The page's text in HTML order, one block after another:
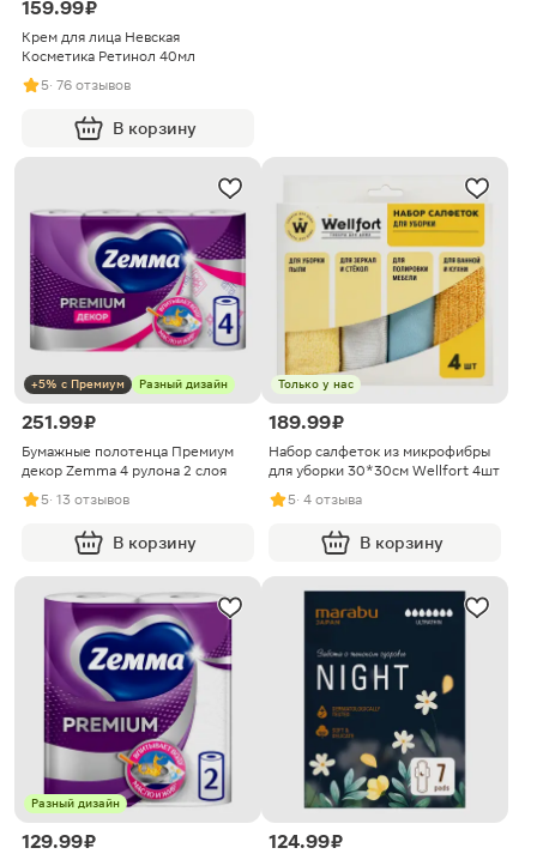
159.99 ₽
Крем для лица Невская
Косметика Ретинол 40мл
5· 76 отзывов
В корзину
+5% с Премиум Разный дизайн
251.99 ₽
Бумажные полотенца Премиум
декор Zemma 4 рулона 2 слоя
5· 13 отзывов
В корзину
Только у нас
189.99 ₽
Набор салфеток из микрофибры
для уборки 30*30см Wellfort 4шт
5· 4 отзыва
В корзину
Разный дизайн
129.99 ₽ 124.99 ₽